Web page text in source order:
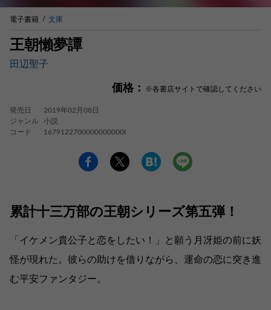
電子書籍 文庫
王朝懶夢譚
田辺聖子
価格： ※各書店サイトで確認してください
発売日
2019年02月08日
ジャンル
小説
コード
1679122700000000000I
累計十三万部の王朝シリーズ第五弾！
「イケメン貴公子と恋をしたい！」と願う月冴姫の前に妖
怪が現れた。彼らの助けを借りながら、運命の恋に突き進
む平安ファンタジー。